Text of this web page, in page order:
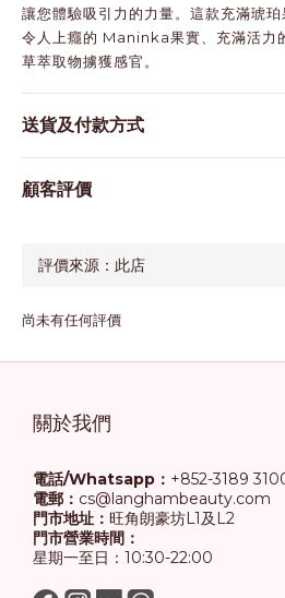
讓您體驗吸引力的力量。這款充滿琥
令人上癮的 Maninka果實、充滿活力
草萃取物擄獲感官。
送貨及付款方式
顧客評價
尚未有任何評價
關於我們
電話/Whatsapp： +852-3189
電郵： cs@langhambeauty.com
門市地址： 旺角朗豪坊L1及L2
門市營業時間：
星期一至日：10:30-22:00